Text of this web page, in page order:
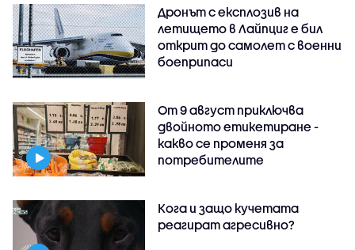
Дронът с експлозив на
летището в Лайпциг е бил
открит до самолет с военни
боеприпаси
От 9 август приключва
двойното етикетиране -
какво се променя за
потребителите
Кога и защо кучетата
реагират агресивно?